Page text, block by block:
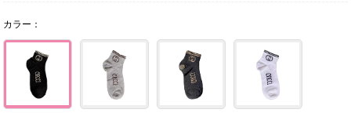
カラー：